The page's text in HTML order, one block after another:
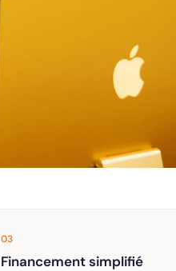
03
Financement simplifié